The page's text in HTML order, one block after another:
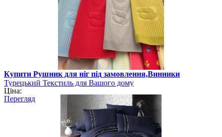
Купити Рушник для ніг під замовлення,Винники
Турецький Текстиль для Вашого дому
Ціна:
Перегляд